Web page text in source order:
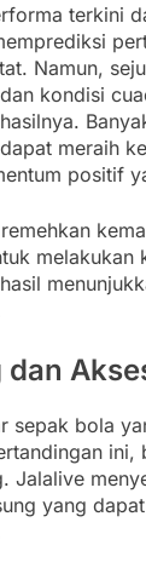
terkini
Namun,
kondisi
meraih
positif
melakukan
sepak bola
ini,
Jalalive
yang